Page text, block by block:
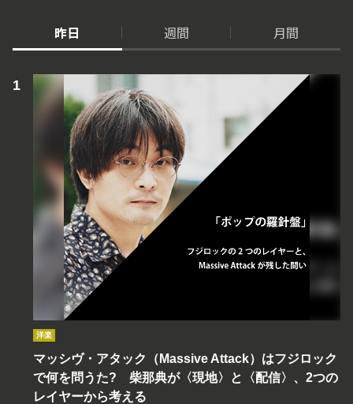
昨日 週間 月間
洋楽
マッシヴ・アタック（Massive Attack）はフジロック
で何を問うた? 柴那典が〈現地〉と〈配信〉、2つの
レイヤーから考える